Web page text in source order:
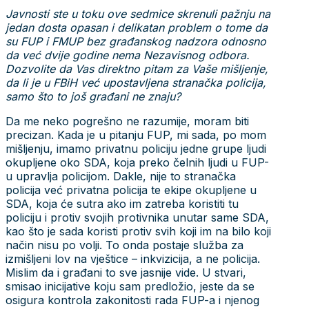
Javnosti ste u toku ove sedmice skrenuli pažnju na
jedan dosta opasan i delikatan problem o tome da
su FUP i FMUP bez građanskog nadzora odnosno
da već dvije godine nema Nezavisnog odbora.
Dozvolite da Vas direktno pitam za Vaše mišljenje,
da li je u FBiH već upostavljena stranačka policija,
samo što to još građani ne znaju?
Da me neko pogrešno ne razumije, moram biti
precizan. Kada je u pitanju FUP, mi sada, po mom
mišljenju, imamo privatnu policiju jedne grupe ljudi
okupljene oko SDA, koja preko čelnih ljudi u FUP-
u upravlja policijom. Dakle, nije to stranačka
policija već privatna policija te ekipe okupljene u
SDA, koja će sutra ako im zatreba koristiti tu
policiju i protiv svojih protivnika unutar same SDA,
kao što je sada koristi protiv svih koji im na bilo koji
način nisu po volji. To onda postaje služba za
izmišljeni lov na vještice – inkvizicija, a ne policija.
Mislim da i građani to sve jasnije vide. U stvari,
smisao inicijative koju sam predložio, jeste da se
osigura kontrola zakonitosti rada FUP-a i njenog